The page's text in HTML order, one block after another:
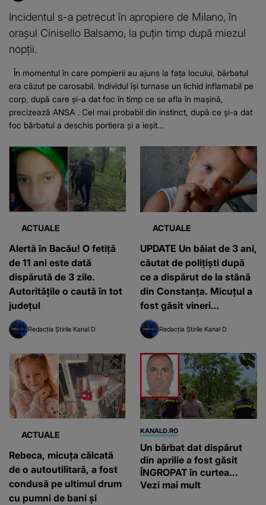
Incidentul s-a petrecut în apropiere de Milano, în
orașul Cinisello Balsamo, la puțin timp după miezul
nopții.
În momentul în care pompierii au ajuns la fața locului, bărbatul
era căzut pe carosabil. Individul își turnase un lichid inflamabil pe
corp, după care și-a dat foc în timp ce se afla în mașină,
precizează ANSA . Cel mai probabil din instinct, după ce și-a dat
foc bărbatul a deschis portiera și a ieșit...
ACTUALE
Alertă în Bacău! O fetiță
de 11 ani este dată
dispărută de 3 zile.
Autoritățile o caută în tot
județul
Redacția Știrile Kanal D
ACTUALE
UPDATE Un băiat de 3 ani,
căutat de polițiști după
ce a dispărut de la stână
din Constanța. Micuțul a
fost găsit vineri
dimineața
Redacția Știrile Kanal D
ACTUALE
Rebeca, micuța călcată
de o autoutilitară, a fost
condusă pe ultimul drum
cu pumni de bani și
KANALD.RO
Un bărbat dat dispărut
din aprilie a fost găsit
ÎNGROPAT în curtea...
Vezi mai mult